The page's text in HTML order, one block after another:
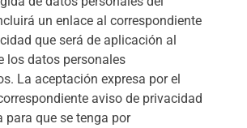
un enlace al correspondiente
que será de aplicación al
los datos personales
La aceptación expresa por el
aviso de privacidad
para que se tenga por